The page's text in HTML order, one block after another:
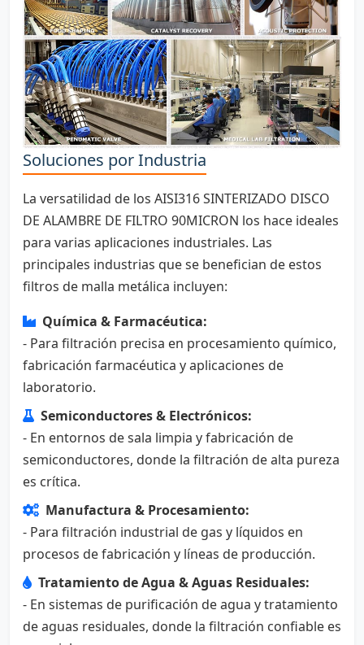
Soluciones por Industria
La versatilidad de los AISI316 SINTERIZADO DISCO
DE ALAMBRE DE FILTRO 90MICRON los hace ideales
para varias aplicaciones industriales. Las
principales industrias que se benefician de estos
filtros de malla metálica incluyen:
Química & Farmacéutica:
- Para filtración precisa en procesamiento químico,
fabricación farmacéutica y aplicaciones de
laboratorio.
Semiconductores & Electrónicos:
- En entornos de sala limpia y fabricación de
semiconductores, donde la filtración de alta pureza
es crítica.
Manufactura & Procesamiento:
- Para filtración industrial de gas y líquidos en
procesos de fabricación y líneas de producción.
Tratamiento de Agua & Aguas Residuales:
- En sistemas de purificación de agua y tratamiento
de aguas residuales, donde la filtración confiable es